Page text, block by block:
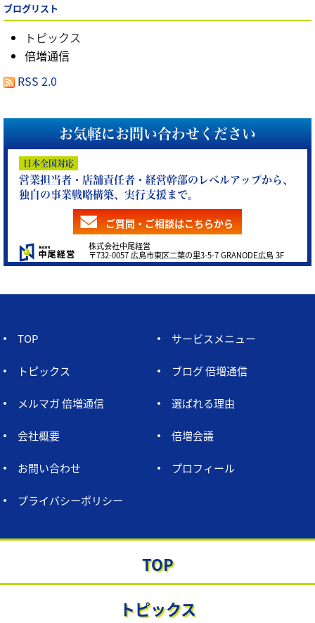
ブログリスト
トピックス
倍増通信
RSS 2.0
お気軽にお問い合わせください
日本全国対応
営業担当者・店舗責任者・経営幹部のレベルアップから、
独自の事業戦略構築、実行支援まで。
ご質問・ご相談はこちらから
株式会社中尾経営
〒732-0057 広島市東区二葉の里3-5-7 GRANODE広島 3F
TOP サービスメニュー
トピックス ブログ 倍増通信
メルマガ 倍増通信 選ばれる理由
会社概要 倍増会議
お問い合わせ プロフィール
プライバシーポリシー
TOP
トピックス